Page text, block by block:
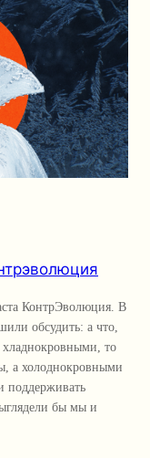
КонтрЭволюция. В
обсудить: а что,
то
а холоднокровными
поддерживать
бы мы и